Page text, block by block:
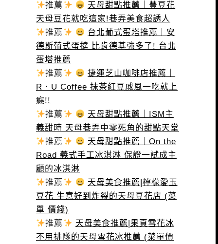
推薦
天母甜點推薦｜豐豆花
天母豆花就吃這家!巷弄美食超誘人
推薦
台北葡式蛋塔推薦｜安
德斯葡式蛋撻 比肯德基強多了! 台北
蛋塔推薦
推薦
捷運芝山咖啡店推薦｜
R．U Coffee 抹茶紅豆戚風一吃就上
癮!!
推薦
天母甜點推薦｜ISM主
義甜時 天母巷弄中零死角的甜點天堂
推薦
天母甜點推薦｜On the
Road 義式手工冰淇淋 保證一試成主
顧的冰淇淋
推薦
天母美食推薦|檸檬愛玉
豆花 生意好到炸裂的天母豆花店 (菜
單 價錢)
推薦
天母美食推薦|果頁雪花冰
不用排隊的天母雪花冰推薦 (菜單價